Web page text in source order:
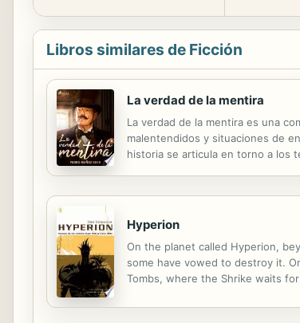
Libros similares de Ficción
La verdad de la mentira
La verdad de la mentira es una
malentendidos y situaciones de
historia se articula en torno a los
Hyperion
On the planet called Hyperion,
some have vowed to destroy it.
Tombs, where the Shrike waits